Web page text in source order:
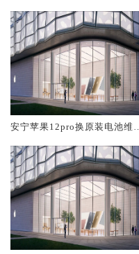
安宁苹果12pro换原装电池维修